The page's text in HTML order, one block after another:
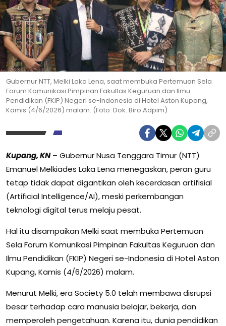
Gubernur NTT, Melki Laka Lena, saat membuka Pertemuan Sela
Forum Komunikasi Pimpinan Fakultas Keguruan dan Ilmu
Pendidikan (FKIP) Negeri se-Indonesia di Hotel Aston Kupang,
Kamis (4/6/2026) malam. (Foto: Dok. Biro Adpim)
Kupang, KN– Gubernur Nusa Tenggara Timur (NTT)
Emanuel Melkiades Laka Lena menegaskan, peran guru
tetap tidak dapat digantikan oleh kecerdasan artifisial
(Artificial Intelligence/AI), meski perkembangan
teknologi digital terus melaju pesat.
Hal itu disampaikan Melki saat membuka Pertemuan
Sela Forum Komunikasi Pimpinan Fakultas Keguruan dan
Ilmu Pendidikan (FKIP) Negeri se-Indonesia di Hotel Aston
Kupang, Kamis (4/6/2026) malam.
Menurut Melki, era Society 5.0 telah membawa disrupsi
besar terhadap cara manusia belajar, bekerja, dan
memperoleh pengetahuan. Karena itu, dunia pendidikan